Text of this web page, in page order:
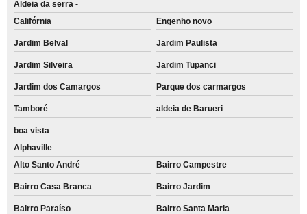
Aldeia da serra -
Califórnia
Engenho novo
Jardim Belval Jardim Paulista
Jardim Silveira Jardim Tupanci
Jardim dos Camargos Parque dos carmargos
Tamboré aldeia de Barueri
boa vista
Alphaville
Alto Santo André
Bairro Campestre
Bairro Casa Branca Bairro Jardim
Bairro Paraíso Bairro Santa Maria